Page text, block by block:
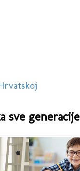
sve generacije